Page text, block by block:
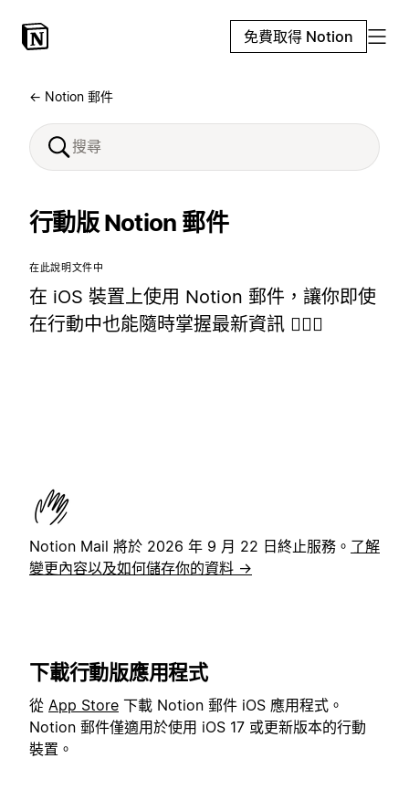
免費取得 Notion
← Notion 郵件
行動版 Notion 郵件
在此說明文件中
在 iOS 裝置上使用 Notion 郵件，讓你即使
在行動中也能隨時掌握最新資訊 🏃🏼‍♀️
Notion Mail 將於 2026 年 9 月 22 日終止服務。 了解
變更內容以及如何儲存你的資料 →
下載行動版應用程式
從 App Store 下載 Notion 郵件 iOS 應用程式。
Notion 郵件僅適用於使用 iOS 17 或更新版本的行動
裝置。